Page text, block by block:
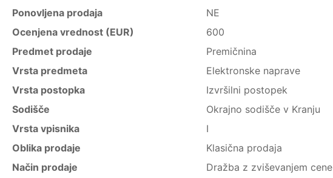
Ponovljena prodaja
NE
Ocenjena vrednost (EUR)
600
Predmet prodaje
Premičnina
Vrsta predmeta
Elektronske naprave
Vrsta postopka
Izvršilni postopek
Sodišče
Okrajno sodišče v Kranju
Vrsta vpisnika
I
Oblika prodaje
Klasična prodaja
Način prodaje
Dražba z zviševanjem cene